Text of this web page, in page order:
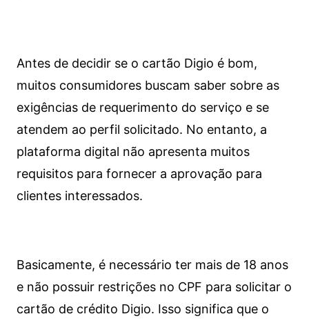
Antes de decidir se o cartão Digio é bom,
muitos consumidores buscam saber sobre as
exigências de requerimento do serviço e se
atendem ao perfil solicitado. No entanto, a
plataforma digital não apresenta muitos
requisitos para fornecer a aprovação para
clientes interessados.
Basicamente, é necessário ter mais de 18 anos
e não possuir restrições no CPF para solicitar o
cartão de crédito Digio. Isso significa que o